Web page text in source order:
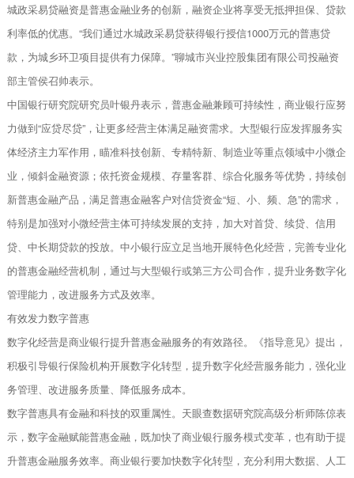
城政采易贷融资是普惠金融业务的创新，融资企业将享受无抵押担保、贷款
利率低的优惠。“我们通过水城政采易贷获得银行授信1000万元的普惠贷
款，为城乡环卫项目提供有力保障。”聊城市兴业控股集团有限公司投融资
部主管侯召帅表示。
中国银行研究院研究员叶银丹表示，普惠金融兼顾可持续性，商业银行应努
力做到“应贷尽贷”，让更多经营主体满足融资需求。大型银行应发挥服务实
体经济主力军作用，瞄准科技创新、专精特新、制造业等重点领域中小微企
业，倾斜金融资源；依托资金规模、存量客群、综合化服务等优势，持续创
新普惠金融产品，满足普惠金融客户对信贷资金“短、小、频、急”的需求，
特别是加强对小微经营主体可持续发展的支持，加大对首贷、续贷、信用
贷、中长期贷款的投放。中小银行应立足当地开展特色化经营，完善专业化
的普惠金融经营机制，通过与大型银行或第三方公司合作，提升业务数字化
管理能力，改进服务方式及效率。
有效发力数字普惠
数字化经营是商业银行提升普惠金融服务的有效路径。《指导意见》提出，
积极引导银行保险机构开展数字化转型，提升数字化经营服务能力，强化业
务管理、改进服务质量、降低服务成本。
数字普惠具有金融和科技的双重属性。天眼查数据研究院高级分析师陈倞表
示，数字金融赋能普惠金融，既加快了商业银行服务模式变革，也有助于提
升普惠金融服务效率。商业银行要加快数字化转型，充分利用大数据、人工